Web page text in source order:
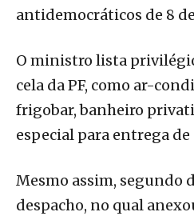
antidemocráticos de 8
O ministro lista
cela da PF, como ar-
frigobar, banheiro
especial para entrega de
Mesmo assim, segundo
despacho, no qual